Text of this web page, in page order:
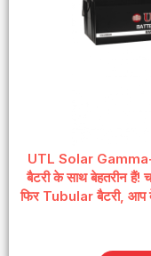
UTL Solar
बैटरी के साथ बेहतरीन हैं!
फिर Tubular बैटरी, आप